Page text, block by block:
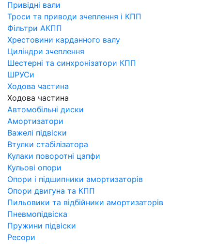
Привідні вали
Троси та приводи зчеплення і КПП
Фільтри АКПП
Хрестовини карданного валу
Циліндри зчеплення
Шестерні та синхронізатори КПП
ШРУСи
Ходова частина
Ходова частина
Автомобільні диски
Амортизатори
Важелі підвіски
Втулки стабілізатора
Кулаки поворотні цапфи
Кульові опори
Опори і підшипники амортизаторів
Опори двигуна та КПП
Пильовики та відбійники амортизаторів
Пневмопідвіска
Пружини підвіски
Ресори